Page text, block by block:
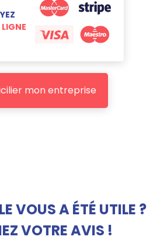
LIGNE
mon entreprise
VOUS A ÉTÉ UTILE ?
VOTRE AVIS !